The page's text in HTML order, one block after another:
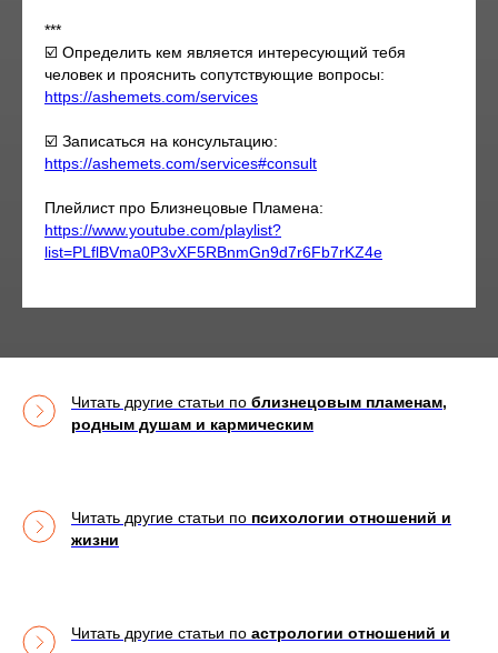
***
☑️ Определить кем является интересующий тебя
человек и прояснить сопутствующие вопросы:
https://ashemets.com/services
☑️ Записаться на консультацию:
https://ashemets.com/services#consult
Плейлист про Близнецовые Пламена:
https://www.youtube.com/playlist?
list=PLflBVma0P3vXF5RBnmGn9d7r6Fb7rKZ4e
Читать другие статьи по близнецовым пламенам,
родным душам и кармическим
Читать другие статьи по психологии отношений и
жизни
Читать другие статьи по астрологии отношений и